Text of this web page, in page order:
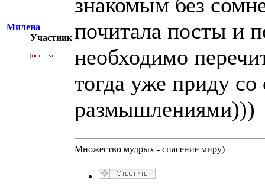
Милена
Участник почитала посты и
необходимо
тогда уже приду
размышлениями)))
Множество мудрых - спасение миру)